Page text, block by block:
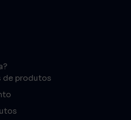
de produtos